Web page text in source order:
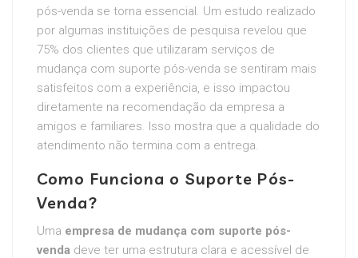
pós-venda se torna essencial. Um estudo realizado
por algumas instituições de pesquisa revelou que
75% dos clientes que utilizaram serviços de
mudança com suporte pós-venda se sentiram mais
satisfeitos com a experiência, e isso impactou
diretamente na recomendação da empresa a
amigos e familiares. Isso mostra que a qualidade do
atendimento não termina com a entrega.
Como Funciona o Suporte Pós-
Venda?
Uma empresa de mudança com suporte pós-
venda deve ter uma estrutura clara e acessível de